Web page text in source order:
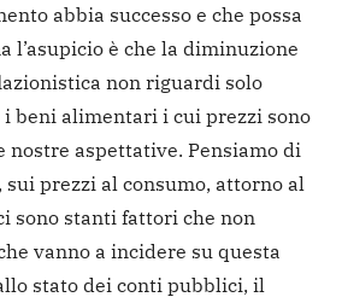
abbia successo e che possa
l’asupicio è che la diminuzione
non riguardi solo
i beni alimentari i cui prezzi sono
nostre aspettative. Pensiamo di
prezzi al consumo, attorno al
sono stanti fattori che non
vanno a incidere su questa
stato dei conti pubblici, il